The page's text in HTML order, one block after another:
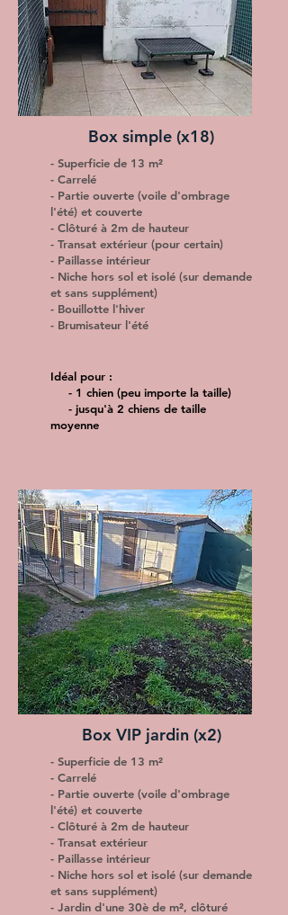
Box simple (x18)
- Superficie de 13 m²
- Carrelé
- Partie ouverte (voile d'ombrage
l'été) et couverte
- Clôturé à 2m de hauteur
- Transat extérieur (pour certain)
- Paillasse intérieur
- Niche hors sol et isolé (sur demande
et sans supplément)
- Bouillotte l'hiver
- Brumisateur l'été
Idéal pour :
- 1 chien (peu importe la taille)
- jusqu'à 2 chiens de taille
moyenne
Box VIP jardin (x2)
- Superficie de 13 m²
- Carrelé
- Partie ouverte (voile d'ombrage
l'été) et couverte
- Clôturé à 2m de hauteur
- Transat extérieur
- Paillasse intérieur
- Niche hors sol et isolé (sur demande
et sans supplément)
- Jardin d'une 30è de m², clôturé